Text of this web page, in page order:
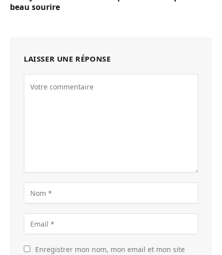
beau sourire
LAISSER UNE RÉPONSE
Enregistrer mon nom, mon email et mon site